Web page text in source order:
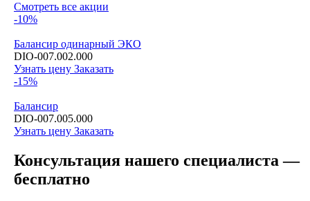
Смотреть все акции
-10%
Балансир одинарный ЭКО
DIO-007.002.000
Узнать цену Заказать
-15%
Балансир
DIO-007.005.000
Узнать цену Заказать
Консультация нашего специалиста —
бесплатно